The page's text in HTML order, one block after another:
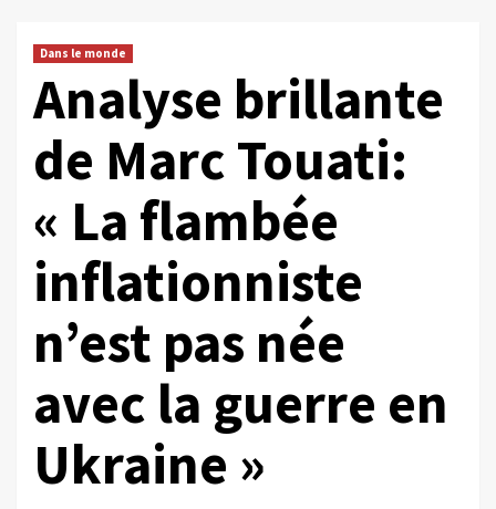
Dans le monde
Analyse brillante
de Marc Touati:
« La flambée
inflationniste
n’est pas née
avec la guerre en
Ukraine »